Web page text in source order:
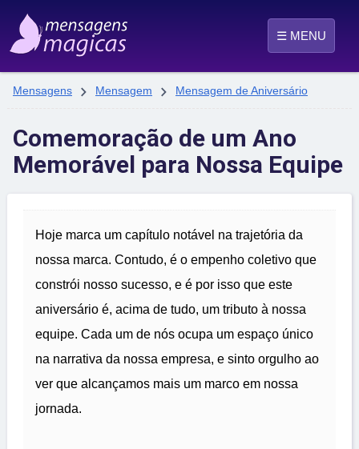
☰ MENU
Mensagens  Mensagem  Mensagem de Aniversário
Comemoração de um Ano
Memorável para Nossa Equipe
Hoje marca um capítulo notável na trajetória da
nossa marca. Contudo, é o empenho coletivo que
constrói nosso sucesso, e é por isso que este
aniversário é, acima de tudo, um tributo à nossa
equipe. Cada um de nós ocupa um espaço único
na narrativa da nossa empresa, e sinto orgulho ao
ver que alcançamos mais um marco em nossa
jornada.